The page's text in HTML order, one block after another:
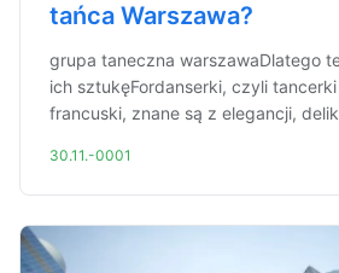
tańca Warszawa?
grupa taneczna warszawaDlatego
ich sztukęFordanserki, czyli
francuski, znane są z elegancji,
30.11.-0001